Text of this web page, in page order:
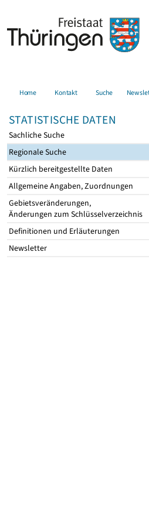
Home Kontakt Suche
STATISTISCHE DATEN
Sachliche Suche
Regionale Suche
Kürzlich bereitgestellte Daten
Allgemeine Angaben, Zuordnungen
Gebietsveränderungen,
Änderungen zum Schlüsselverzeichnis
Definitionen und Erläuterungen
Newsletter